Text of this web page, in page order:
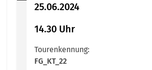
25.06.2024
14.30 Uhr
Tourenkennung:
FG_KT_22